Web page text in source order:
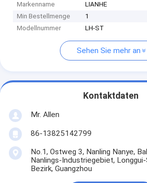
Markenname
LIANHE
Min Bestellmenge
1
Modellnummer
LH-ST
Sehen Sie mehr an
Kontaktdaten
Mr. Allen
86-13825142799
No.1, Ostweg 3, Nanling Nanye,
Nanlings-Industriegebiet,
Bezirk, Guangzhou